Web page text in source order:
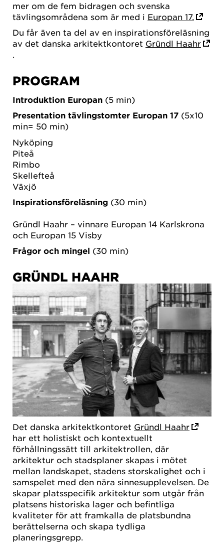
mer om de fem bidragen och svenska
tävlingsområdena som är med i Europan 17.
Du får även ta del av en inspirationsföreläsning
av det danska arkitektkontoret Gründl Haahr
.
PROGRAM
Introduktion Europan (5 min)
Presentation tävlingstomter Europan 17 (5x10
min= 50 min)
Nyköping
Piteå
Rimbo
Skellefteå
Växjö
Inspirationsföreläsning (30 min)
Gründl Haahr – vinnare Europan 14 Karlskrona
och Europan 15 Visby
Frågor och mingel (30 min)
GRÜNDL HAAHR
Det danska arkitektkontoret Gründl Haahr
har ett holistiskt och kontextuellt
förhållningssätt till arkitektrollen, där
arkitektur och stadsplaner skapas i mötet
mellan landskapet, stadens storskalighet och i
samspelet med den nära sinnesupplevelsen. De
skapar platsspecifik arkitektur som utgår från
platsens historiska lager och befintliga
kvaliteter för att framkalla de platsbundna
berättelserna och skapa tydliga
planeringsgrepp.